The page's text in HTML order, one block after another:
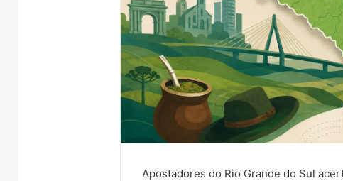
Apostadores do Rio Grande do Sul